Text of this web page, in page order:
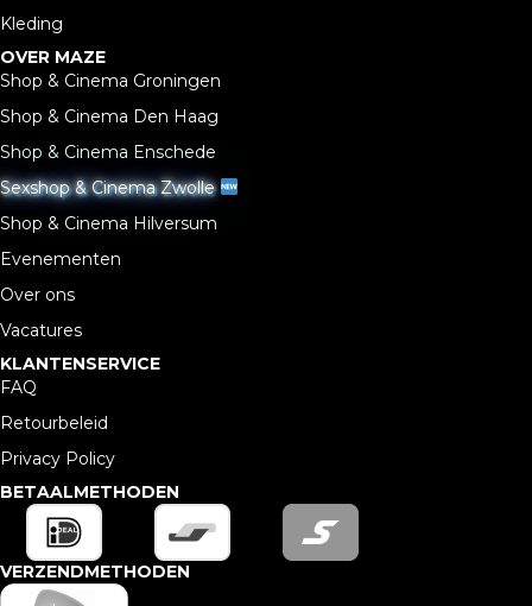
Kleding
OVER MAZE
Shop & Cinema Groningen
Shop & Cinema Den Haag
Shop & Cinema Enschede
Sexshop & Cinema Zwolle
Shop & Cinema Hilversum
Evenementen
Over ons
Vacatures
KLANTENSERVICE
FAQ
Retourbeleid
Privacy Policy
BETAALMETHODEN
VERZENDMETHODEN